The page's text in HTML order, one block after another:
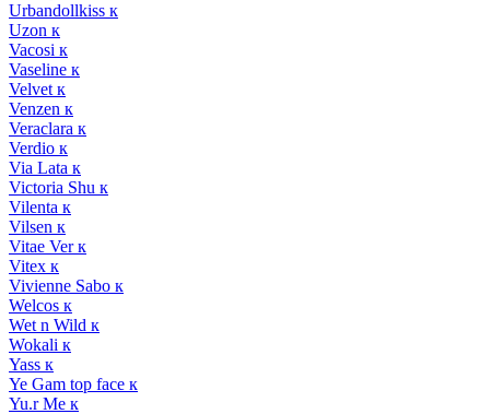
Urbandollkiss к
Uzon к
Vacosi к
Vaseline к
Velvet к
Venzen к
Veraclara к
Verdio к
Via Lata к
Victoria Shu к
Vilenta к
Vilsen к
Vitae Ver к
Vitex к
Vivienne Sabo к
Welcos к
Wet n Wild к
Wokali к
Yass к
Ye Gam top face к
Yu.r Me к